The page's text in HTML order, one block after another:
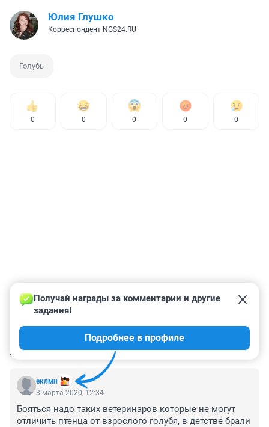
Юлия Глушко
Корреспондент NGS24.RU
Голубь
0 0 0 0 0
КОММЕНТАРИИ 16
еклмн
Получай награды за комментарии и другие
задания!
Подробнее в профиле
3 марта 2020, 12:34
Бояться надо таких ветеринаров которые не могут
отличить птенца от взрослого голубя, в детстве брали